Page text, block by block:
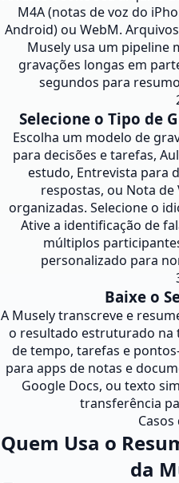
M4A (notas de voz do
Android) ou WebM.
Musely usa um pipeline
gravações longas em
segundos para
Selecione o Tipo de
Escolha um modelo de
para decisões e tarefas,
estudo, Entrevista para
respostas, ou Nota de
organizadas. Selecione o
Ative a identificação de
múltiplos
personalizado para
Baixe o
A Musely transcreve e
o resultado estruturado na
de tempo, tarefas e
para apps de notas e
Google Docs, ou texto
transferência
Casos
Quem Usa o
da